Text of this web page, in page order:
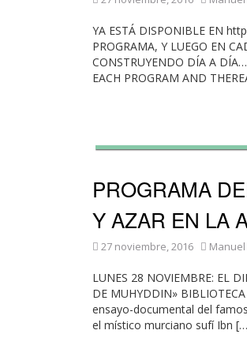
YA ESTÁ DISPONIBLE EN
PROGRAMA, Y LUEGO EN
CONSTRUYENDO DÍA A
EACH PROGRAM AND
PROGRAMA
Y AZAR EN LA
27 noviembre, 2016
LUNES 28 NOVIEMBRE: EL
DE MUHYDDIN»
ensayo-documental del
el místico murciano sufí Ibn